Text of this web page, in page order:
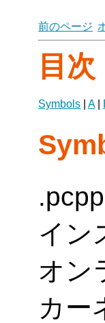
前のページ
目次
Symbols |A|
イン
オン
カー